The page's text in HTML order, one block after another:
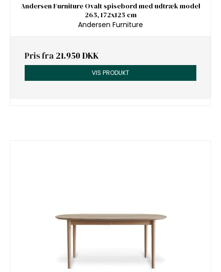
Andersen Furniture Ovalt spisebord med udtræk model
265, 172x125 cm
Andersen Furniture
Pris fra 21.950 DKK
VIS PRODUKT